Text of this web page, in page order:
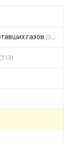
газов (351)
(113)